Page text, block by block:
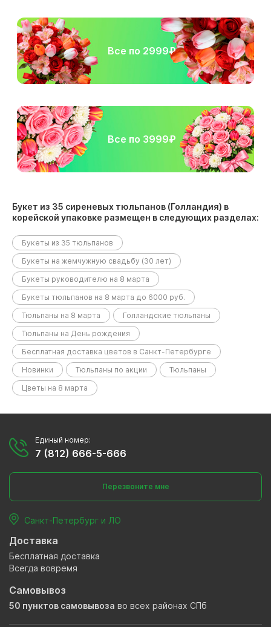
Все по 2999₽
Все по 3999₽
Букет из 35 сиреневых тюльпанов (Голландия) в
корейской упаковке размещен в следующих разделах:
Букеты из 35 тюльпанов
Букеты на жемчужную свадьбу (30 лет)
Букеты руководителю на 8 марта
Букеты тюльпанов на 8 марта до 6000 руб.
Тюльпаны на 8 марта
Голландские тюльпаны
Тюльпаны на День рождения
Бесплатная доставка цветов в Санкт-Петербурге
Новинки
Тюльпаны по акции
Тюльпаны
Цветы на 8 марта
Единый номер:
7 (812) 666-5-666
Перезвоните мне
Санкт-Петербург и ЛО
Доставка
Бесплатная доставка
Всегда вовремя
Самовывоз
50 пунктов самовывоза во всех районах СПб